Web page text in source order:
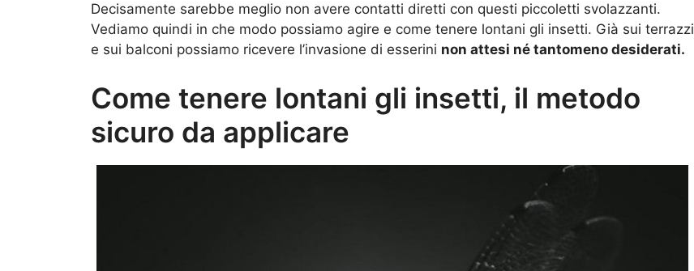
Decisamente sarebbe meglio non avere contatti diretti con questi piccoletti svolazzanti.
Vediamo quindi in che modo possiamo agire e come tenere lontani gli insetti. Già sui terrazzi
e sui balconi possiamo ricevere l’invasione di esserini non attesi né tantomeno desiderati.
Come tenere lontani gli insetti, il metodo
sicuro da applicare